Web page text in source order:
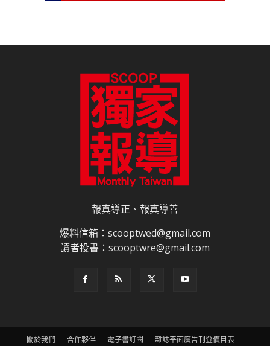
報真導正、報真導善
爆料信箱：scooptwed@gmail.com
讀者投書：scooptwre@gmail.com
關於我們 合作夥伴 電子書訂閱
雜誌平面廣告刊登價目表